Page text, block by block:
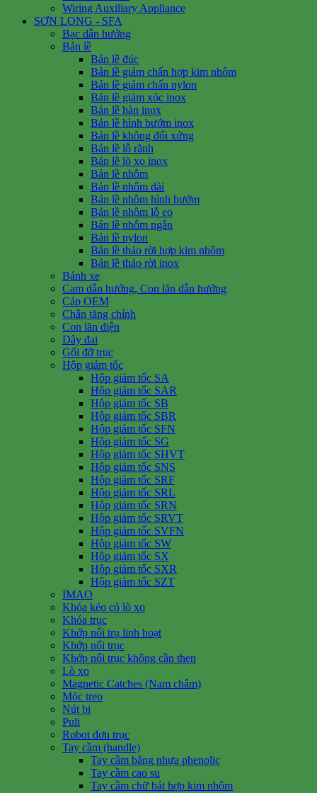
Wiring Auxiliary Appliance
SƠN LONG - SFA
Bạc dẫn hướng
Bản lề
Bản lề đúc
Bản lề giảm chấn hợp kim nhôm
Bản lề giảm chấn nylon
Bản lề giảm xóc inox
Bản lề hàn inox
Bản lề hình bướm inox
Bản lề không đối xứng
Bản lề lỗ rãnh
Bản lề lò xo inox
Bản lề nhôm
Bản lề nhôm dài
Bản lề nhôm hình bướm
Bản lề nhôm lỗ eo
Bản lề nhôm ngắn
Bản lề nylon
Bản lề tháo rời hợp kim nhôm
Bản lề tháo rời inox
Bánh xe
Cam dẫn hướng, Con lăn dẫn hướng
Cáp OEM
Chân tăng chỉnh
Con lăn điện
Dây đai
Gối đỡ trục
Hộp giảm tốc
Hộp giảm tốc SA
Hộp giảm tốc SAR
Hộp giảm tốc SB
Hộp giảm tốc SBR
Hộp giảm tốc SFN
Hộp giảm tốc SG
Hộp giảm tốc SHVT
Hộp giảm tốc SNS
Hộp giảm tốc SRF
Hộp giảm tốc SRL
Hộp giảm tốc SRN
Hộp giảm tốc SRVT
Hộp giảm tốc SVFN
Hộp giảm tốc SW
Hộp giảm tốc SX
Hộp giảm tốc SXR
Hộp giảm tốc SZT
IMAO
Khóa kéo có lò xo
Khóa trục
Khớp nối trụ linh hoạt
Khớp nối trục
Khớp nối trục không cần then
Lò xo
Magnetic Catches (Nam châm)
Móc treo
Nút bi
Puli
Robot đơn trục
Tay cầm (handle)
Tay cầm bằng nhựa phenolic
Tay cầm cao su
Tay cầm chữ bát hợp kim nhôm